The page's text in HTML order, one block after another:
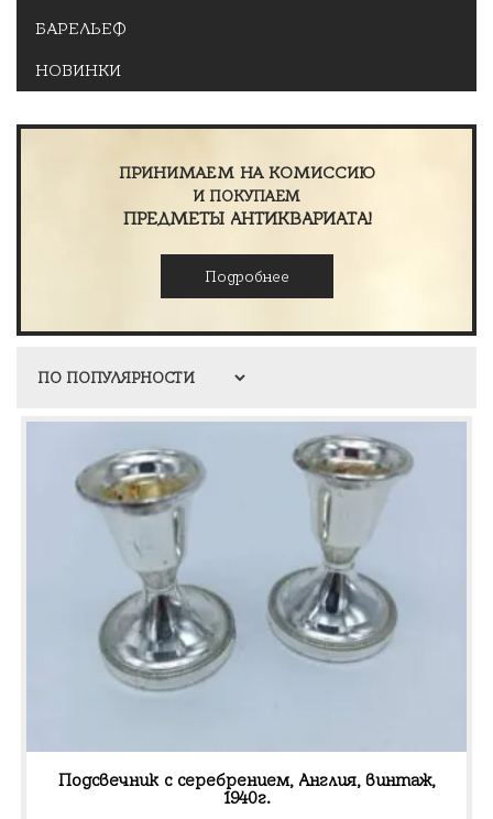
БАРЕЛЬЕФ
НОВИНКИ
ПРИНИМАЕМ НА КОМИССИЮ
И ПОКУПАЕМ
ПРЕДМЕТЫ АНТИКВАРИАТА!
Подробнее
Подсвечник с серебрением, Англия, винтаж,
1940г.